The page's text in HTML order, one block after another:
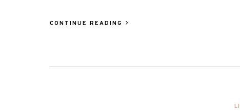
CONTINUE READING